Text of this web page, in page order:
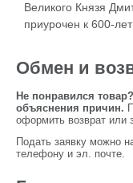
Великого Князя
приурочен к 600-
Обмен и
Не понравился
объяснения причин.
оформить возврат или
Подать заявку можно
телефону и эл. почте.